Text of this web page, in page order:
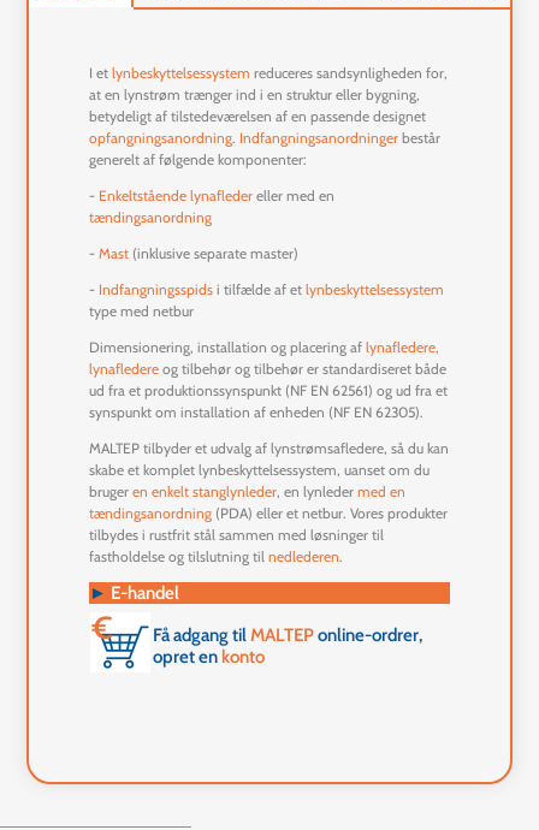
I etlynbeskyttelsessystem reduceres sandsynligheden for,
at en lynstrøm trænger ind i en struktur eller bygning,
betydeligt af tilstedeværelsen af en passende designet
opfangningsanordning. Indfangningsanordninger består
generelt af følgende komponenter:
- Enkeltstående lynafleder eller med en
tændingsanordning
-Mast (inklusive separate master)
- Indfangningsspids i tilfælde af etlynbeskyttelsessystem
type med netbur
Dimensionering, installation og placering aflynafledere,
lynafledere og tilbehør og tilbehør er standardiseret både
ud fra et produktionssynspunkt (NF EN 62561) og ud fra et
synspunkt om installation af enheden (NF EN 62305).
MALTEP tilbyder et udvalg af lynstrømsafledere, så du kan
skabe et komplet lynbeskyttelsessystem, uanset om du
brugeren enkelt stanglynleder, en lynledermed en
tændingsanordning (PDA) eller et netbur. Vores produkter
tilbydes i rustfrit stål sammen med løsninger til
fastholdelse og tilslutning tilnedlederen.
► E-handel
Få adgang tilMALTEPonline-ordrer,
opret en konto